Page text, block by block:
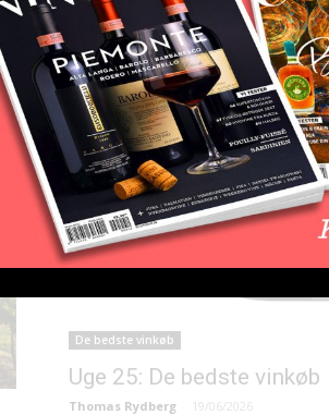
0
De bedste vinkøb
Uge 27: De bedste vinkøb
Thomas Rydberg 03/07/2026
De bedste vinkøb
Uge 25: De bedste vinkøb
Thomas Rydberg 19/06/2026